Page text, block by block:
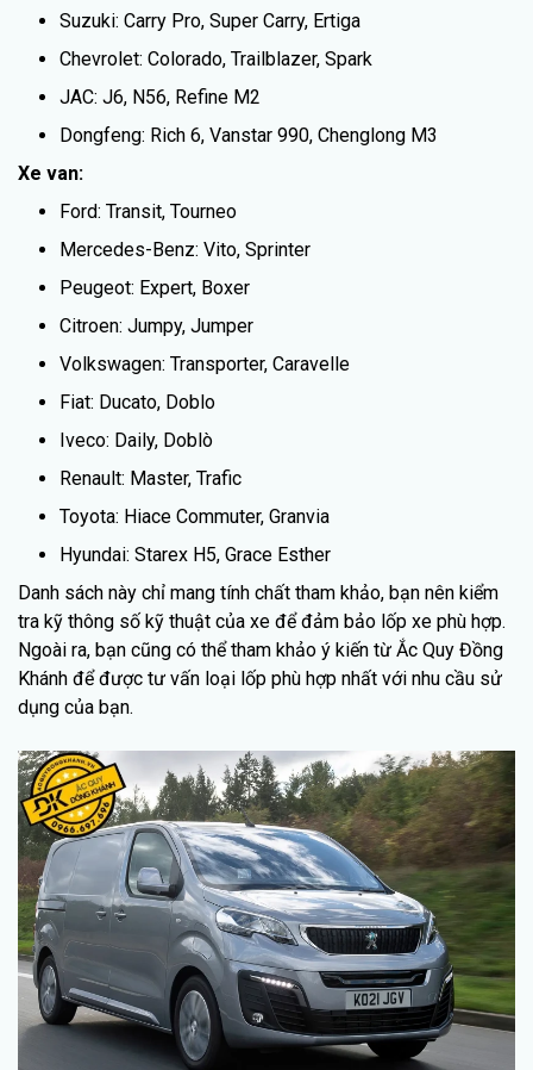
Suzuki: Carry Pro, Super Carry, Ertiga
Chevrolet: Colorado, Trailblazer, Spark
JAC: J6, N56, Refine M2
Dongfeng: Rich 6, Vanstar 990, Chenglong M3
Xe van:
Ford: Transit, Tourneo
Mercedes-Benz: Vito, Sprinter
Peugeot: Expert, Boxer
Citroen: Jumpy, Jumper
Volkswagen: Transporter, Caravelle
Fiat: Ducato, Doblo
Iveco: Daily, Doblò
Renault: Master, Trafic
Toyota: Hiace Commuter, Granvia
Hyundai: Starex H5, Grace Esther
Danh sách này chỉ mang tính chất tham khảo, bạn nên kiểm
tra kỹ thông số kỹ thuật của xe để đảm bảo lốp xe phù hợp.
Ngoài ra, bạn cũng có thể tham khảo ý kiến từ Ắc Quy Đồng
Khánh để được tư vấn loại lốp phù hợp nhất với nhu cầu sử
dụng của bạn.